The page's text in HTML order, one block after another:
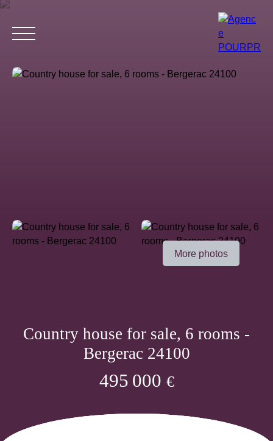
More photos
Country house for sale, 6 rooms -
Bergerac 24100
495 000 €